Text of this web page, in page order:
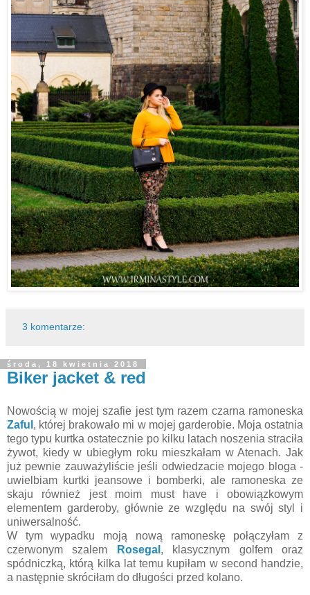
3 komentarze:
środa, 18 kwietnia 2018
Biker jacket & red
Nowością w mojej szafie jest tym razem czarna ramoneska
Zaful , której brakowało mi w mojej garderobie. Moja ostatnia
tego typu kurtka ostatecznie po kilku latach noszenia straciła
żywot, kiedy w ubiegłym roku mieszkałam w Atenach. Jak
już pewnie zauważyliście jeśli odwiedzacie mojego bloga -
uwielbiam kurtki jeansowe i bomberki, ale ramoneska ze
skaju również jest moim must have i obowiązkowym
elementem garderoby, głównie ze względu na swój styl i
uniwersalność.
W tym wypadku moją nową ramoneskę połączyłam z
czerwonym szalem
Rosegal , klasycznym golfem oraz
spódniczką, którą kilka lat temu kupiłam w second handzie,
a następnie skróciłam do długości przed kolano.